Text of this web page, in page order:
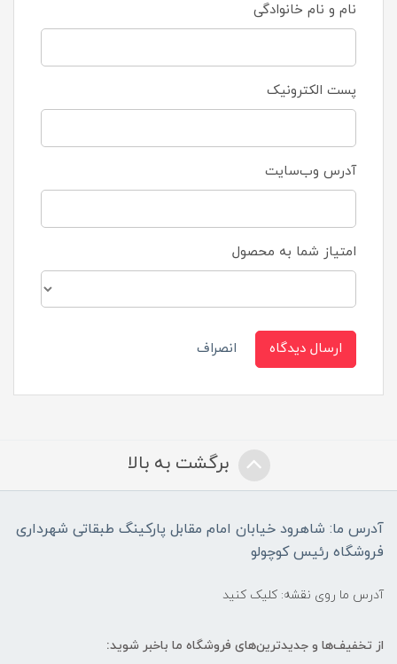
نام و نام خانوادگی
پست الکترونیک
آدرس وب‌سایت
امتیاز شما به محصول
ارسال دیدگاه انصراف
برگشت به بالا
آدرس ما: شاهرود خیابان امام مقابل پارکینگ طبقاتی شهرداری
فروشگاه رئیس کوچولو
آدرس ما روی نقشه: کلیک کنید
از تخفیف‌ها و جدیدترین‌های فروشگاه ما باخبر شوید: